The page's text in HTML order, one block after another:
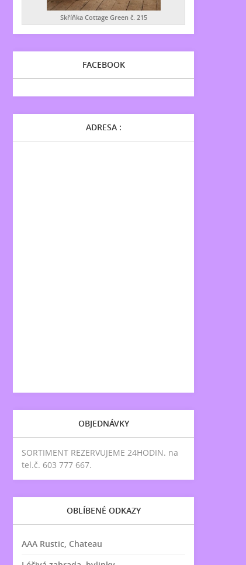
Skříňka Cottage Green č. 215
FACEBOOK
ADRESA :
OBJEDNÁVKY
SORTIMENT REZERVUJEME 24HODIN. na
tel.č. 603 777 667.
OBLÍBENÉ ODKAZY
AAA Rustic, Chateau